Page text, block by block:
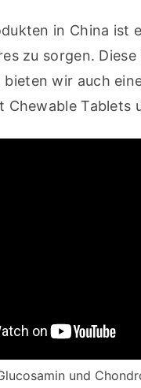
in China ist
zu sorgen.
wir auch
Tablets
und